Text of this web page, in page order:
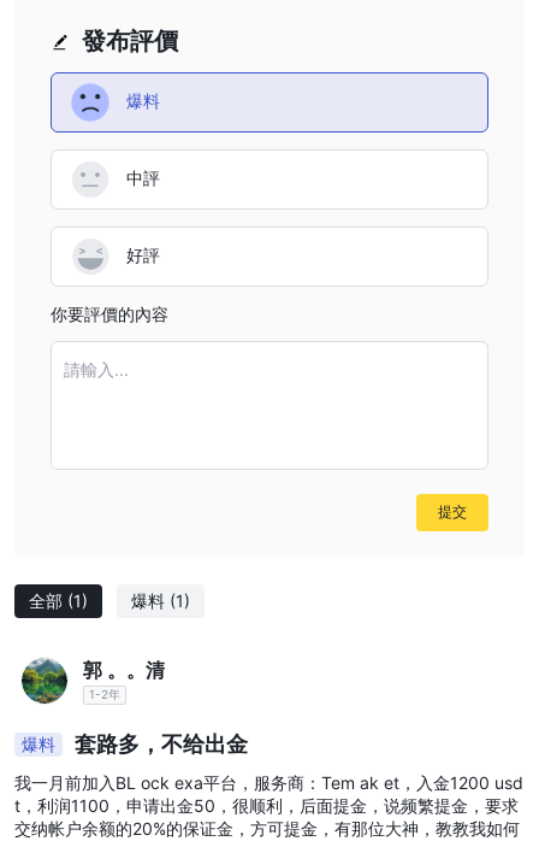
全部 (1) 爆料 (1)
郭 。。清
1-2年
爆料 套路多，不给出金
我一月前加入BL ock exa平台，服务商：Tem ak et，入金1200 usd
t，利润1100，申请出金50，很顺利，后面提金，说频繁提金，要求
交纳帐户余额的20%的保证金，方可提金，有那位大神，教教我如何
發布評價
爆料
中評
好評
你要評價的內容
請輸入...
提交